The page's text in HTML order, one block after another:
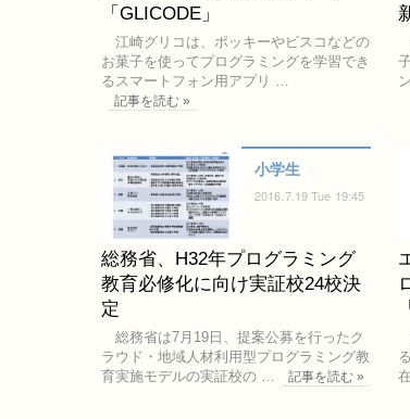
「GLICODE」
江崎グリコは、ポッキーやビスコなどの
お菓子を使ってプログラミングを学習でき
るスマートフォン用アプリ …
記事を読む »
小学生
2016.7.19 Tue 19:45
総務省、H32年プログラミング
教育必修化に向け実証校24校決
定
総務省は7月19日、提案公募を行ったク
ラウド・地域人材利用型プログラミング教
育実施モデルの実証校の …
記事を読む »